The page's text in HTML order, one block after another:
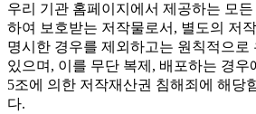
우리 기관 홈페이지에서 제공하는 모
하여 보호받는 저작물로서, 별도의 저
명시한 경우를 제외하고는 원칙적으로
있으며, 이를 무단 복제, 배포하는 경우
5조에 의한 저작재산권 침해죄에 해당
다.